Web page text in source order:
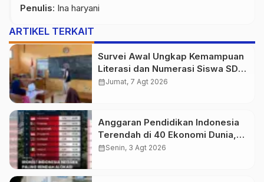
Penulis: Ina haryani
ARTIKEL TERKAIT
Survei Awal Ungkap Kemampuan
Literasi dan Numerasi Siswa SDN
Simpenan
calendar_monthJumat, 7 Agt 2026
Anggaran Pendidikan Indonesia
Terendah di 40 Ekonomi Dunia,
Tantangan Akses Pendidikan
calendar_monthSenin, 3 Agt 2026